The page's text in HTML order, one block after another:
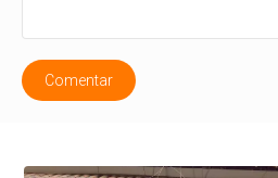
Comentar